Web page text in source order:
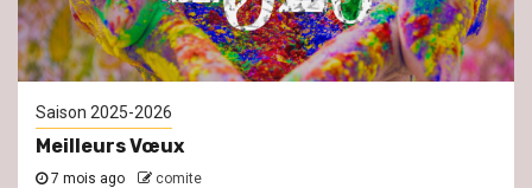
Saison 2025-2026
Meilleurs Vœux
7 mois ago comite